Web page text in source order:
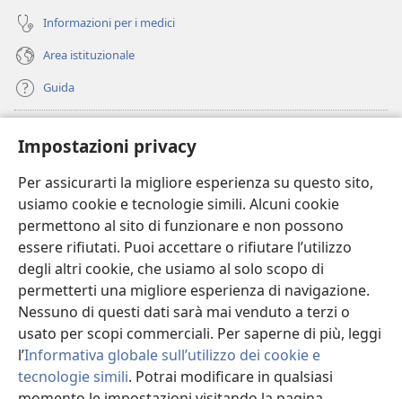
Impostazioni privacy
Per assicurarti la migliore esperienza su questo sito,
usiamo cookie e tecnologie simili. Alcuni cookie
permettono al sito di funzionare e non possono
essere rifiutati. Puoi accettare o rifiutare l’utilizzo
degli altri cookie, che usiamo al solo scopo di
permetterti una migliore esperienza di navigazione.
Nessuno di questi dati sarà mai venduto a terzi o
usato per scopi commerciali. Per saperne di più, leggi
l’Informativa globale sull’utilizzo dei cookie e
tecnologie simili. Potrai modificare in qualsiasi
Informazioni per i medici
Area istituzionale
Guida
(apre
una
nuova
finestra)
BIBLIOTECA ONLINE Watchtower
(apre
una
nuova
finestra)
JW Hub
(apre
una
nuova
finestra)
JW Library
Watchtower Library®